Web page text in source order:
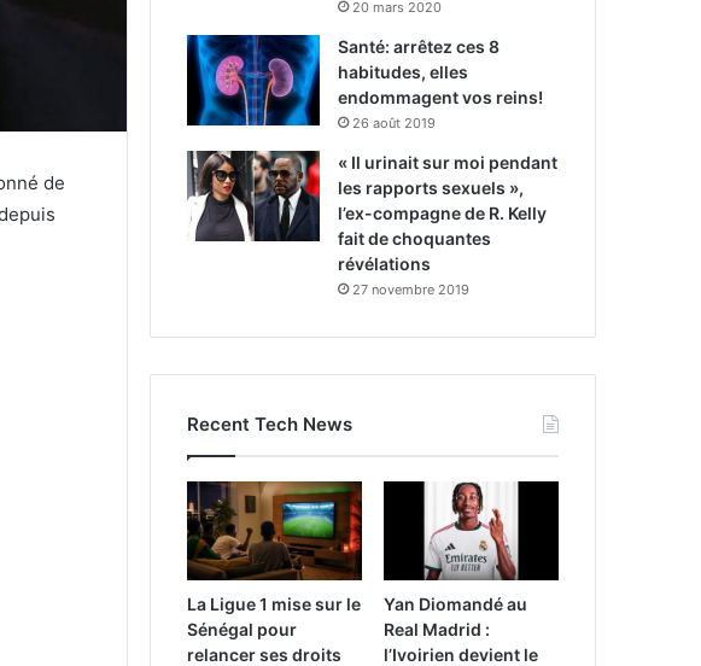
de
20 mars 2020
Santé: arrêtez ces 8
habitudes, elles
endommagent vos reins!
26 août 2019
« Il urinait sur moi pendant
les rapports sexuels »,
l’ex-compagne de R. Kelly
fait de choquantes
révélations
27 novembre 2019
Recent Tech News
La Ligue 1 mise sur le
Sénégal pour
relancer ses droits
Yan Diomandé au
Real Madrid :
l’Ivoirien devient le